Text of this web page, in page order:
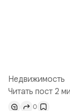
Недвижимость
Читать пост 2
0